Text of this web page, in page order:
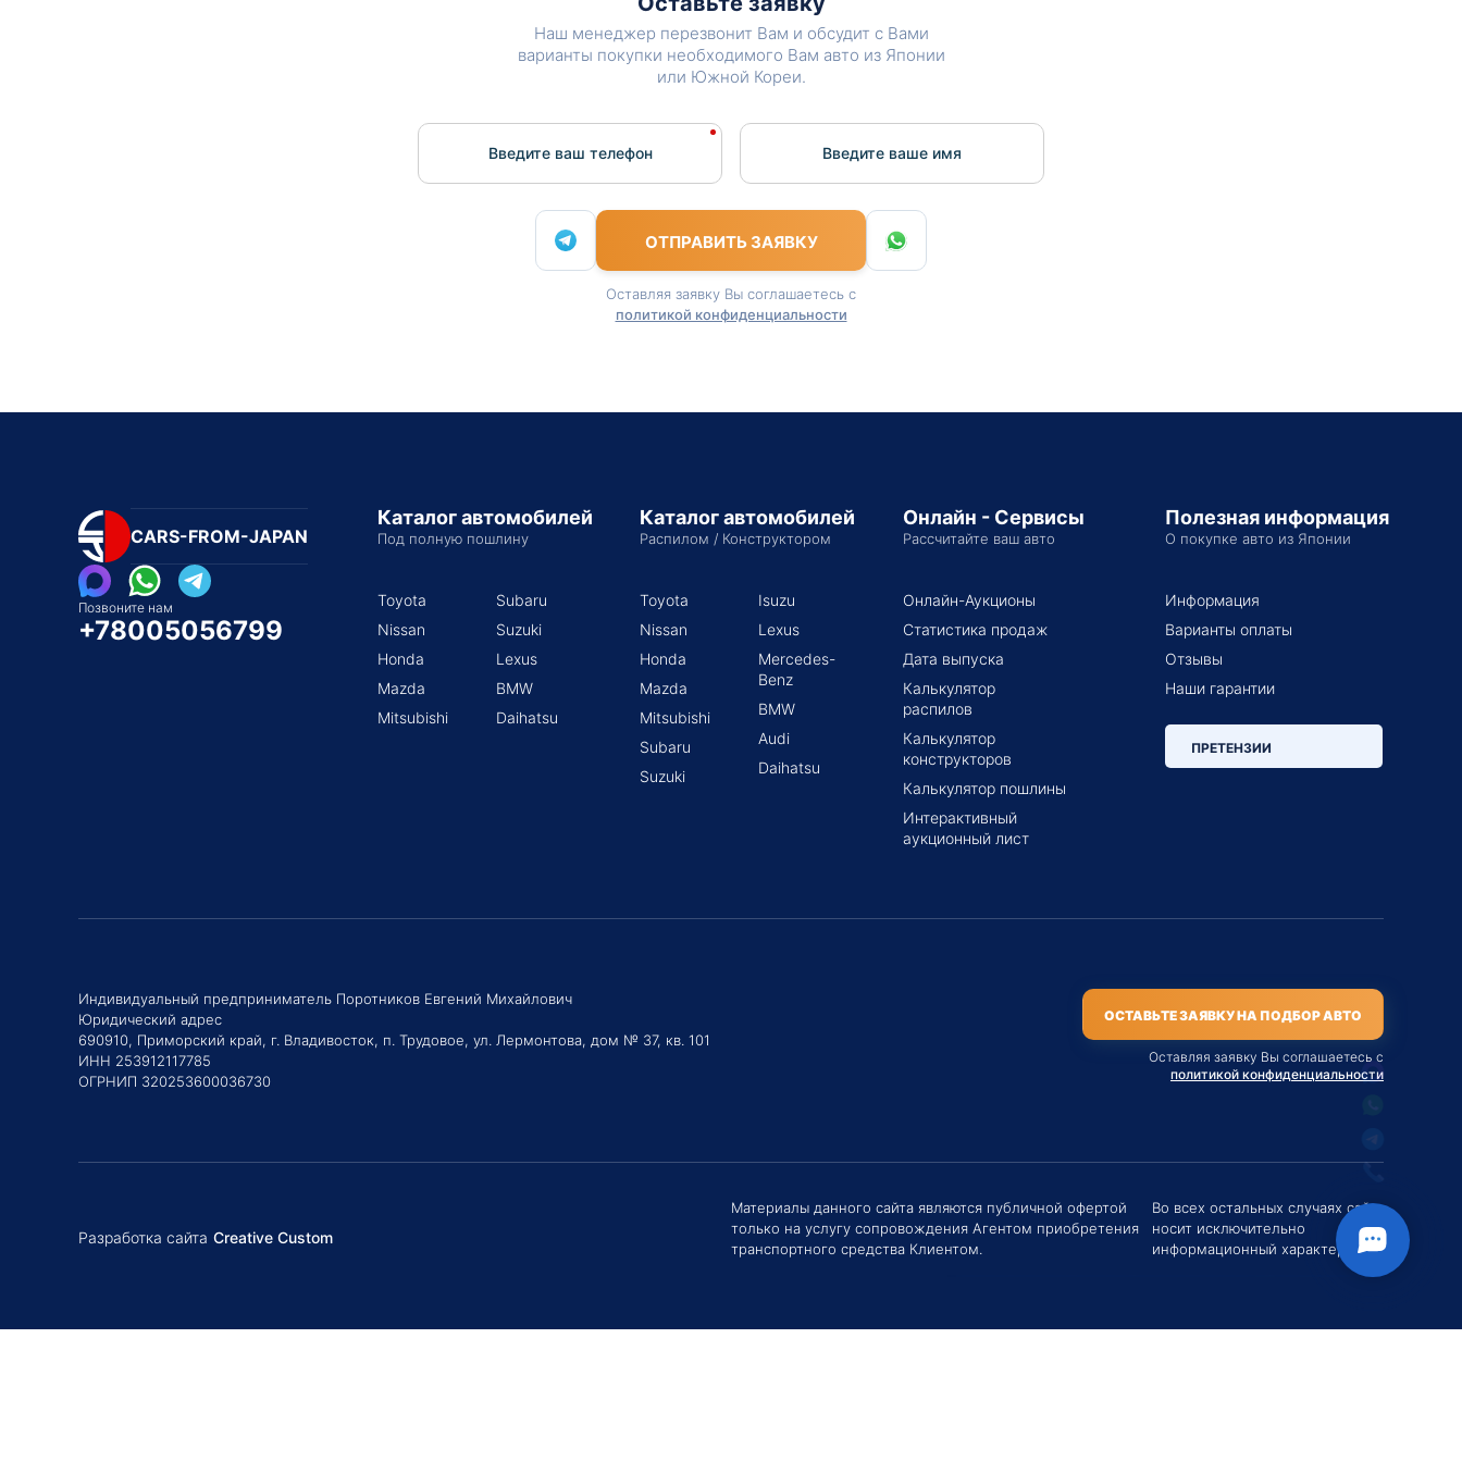
Наш менеджер перезвонит Вам и обсудит с Вами
варианты покупки необходимого Вам авто из Японии
или Южной Кореи.
Введите ваш телефон Введите вашe имя
ОТПРАВИТЬ ЗАЯВКУ
Оставляя заявку Вы соглашаетесь с
политикой конфиденциальности
CARS-FROM-JAPAN
Позвоните нам
+78005056799
Каталог автомобилей
Под полную пошлину
Toyota
Nissan
Honda
Mazda
Mitsubishi
Subaru
Suzuki
Lexus
BMW
Daihatsu
Каталог автомобилей
Распилом / Конструктором
Toyota
Nissan
Honda
Mazda
Mitsubishi
Subaru
Suzuki
Isuzu
Lexus
Mercedes-
Benz
BMW
Audi
Daihatsu
Онлайн - Сервисы
Рассчитайте ваш авто
Онлайн-Аукционы
Статистика продаж
Дата выпуска
Калькулятор
распилов
Калькулятор
конструкторов
Калькулятор пошлины
Интерактивный
аукционный лист
Полезная информация
О покупке авто из Японии
Информация
Варианты оплаты
Отзывы
Наши гарантии
ПРЕТЕНЗИИ
Индивидуальный предприниматель Поротников Евгений Михайлович
Юридический адрес
690910, Приморский край, г. Владивосток, п. Трудовое, ул. Лермонтова, дом № 37, кв. 101
ИНН 253912117785
ОГРНИП 320253600036730
ОСТАВЬТЕ ЗАЯВКУ НА ПОДБОР АВТО
Оставляя заявку Вы соглашаетесь с
политикой конфиденциальности
Материалы данного сайта являются публичной офертой
только на услугу сопровождения Агентом приобретения
транспортного средства Клиентом.
Во всех остальных случаях сайт
носит исключительно
информационный характер.
Разработка сайта Creative Custom Евгений Хоменко
Здравствуйте! Если у вас есть вопросы (Цена,
задать их мне в чат!